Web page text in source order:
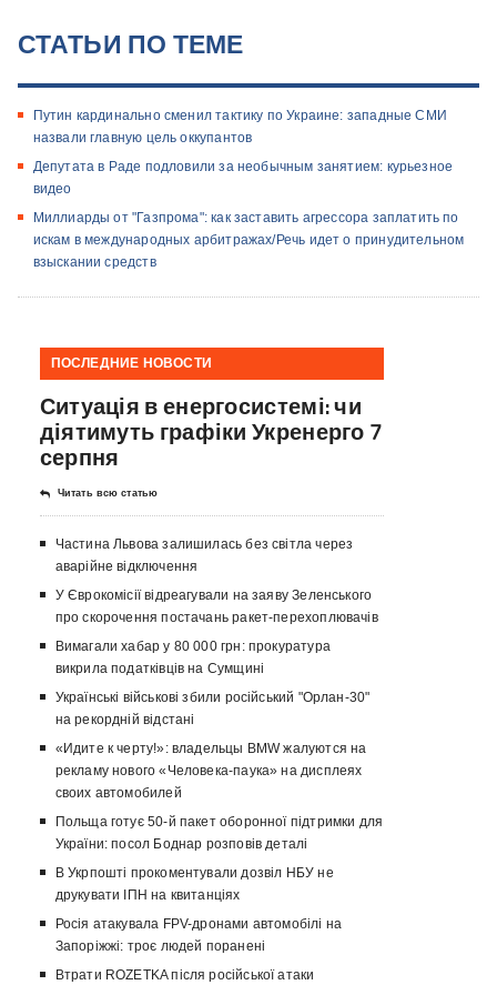
СТАТЬИ ПО ТЕМЕ
Путин кардинально сменил тактику по Украине: западные СМИ
назвали главную цель оккупантов
Депутата в Раде подловили за необычным занятием: курьезное
видео
Миллиарды от "Газпрома": как заставить агрессора заплатить по
искам в международных арбитражах/Речь идет о принудительном
взыскании средств
ПОСЛЕДНИЕ НОВОСТИ
Ситуація в енергосистемі: чи
діятимуть графіки Укренерго 7
серпня
Читать всю статью
Частина Львова залишилась без світла через
аварійне відключення
У Єврокомісії відреагували на заяву Зеленського
про скорочення постачань ракет-перехоплювачів
Вимагали хабар у 80 000 грн: прокуратура
викрила податківців на Сумщині
Українські військові збили російський "Орлан-30"
на рекордній відстані
«Идите к черту!»: владельцы BMW жалуются на
рекламу нового «Человека-паука» на дисплеях
своих автомобилей
Польща готує 50-й пакет оборонної підтримки для
України: посол Боднар розповів деталі
В Укрпошті прокоментували дозвіл НБУ не
друкувати ІПН на квитанціях
Росія атакувала FPV-дронами автомобілі на
Запоріжжі: троє людей поранені
Втрати ROZETKA після російської атаки